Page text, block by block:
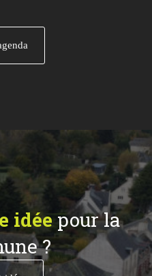
idéepour la
?